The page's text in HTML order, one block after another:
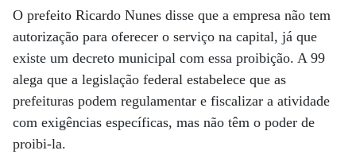
O prefeito Ricardo Nunes disse que a empresa não tem
autorização para oferecer o serviço na capital, já que
existe um decreto municipal com essa proibição. A 99
alega que a legislação federal estabelece que as
prefeituras podem regulamentar e fiscalizar a atividade
com exigências específicas, mas não têm o poder de
proibi-la.